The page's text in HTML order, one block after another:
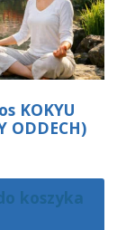
KOKYU
ODDECH)
koszyka